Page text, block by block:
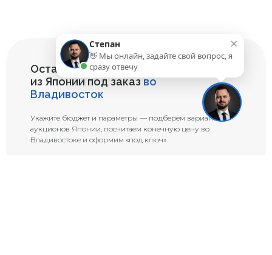
Оставьте заявку на подбор авто
из Японии под заказво
Владивосток
Укажите бюджет и параметры — подберём варианты с
аукционов Японии, посчитаем конечную цену во
Владивостоке и оформим «под ключ».
×
Степан
👋 Мы онлайн, задайте свой вопрос, я
сразу отвечу